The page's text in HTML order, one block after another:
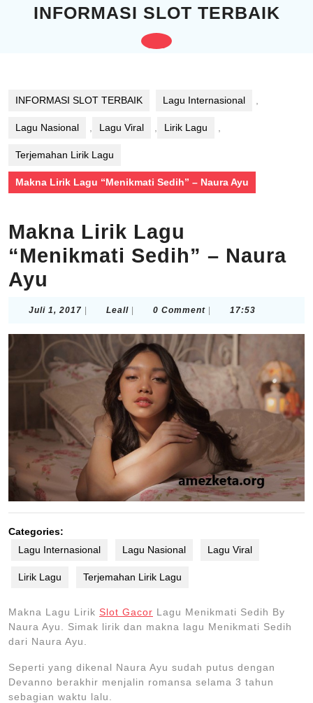
INFORMASI SLOT TERBAIK
Open
INFORMASI SLOT TERBAIK Lagu Internasional
Lagu Nasional Lagu Viral Lirik Lagu
Terjemahan Lirik Lagu
Makna Lirik Lagu “Menikmati Sedih” – Naura Ayu
Makna Lirik Lagu
“Menikmati Sedih” – Naura
Ayu
Juli 1, 2017 Juli
2017
LeallLeall 0 Comment 17:53
Categories:
Lagu Internasional
Lagu Nasional Lagu Viral
Lirik Lagu Terjemahan Lirik Lagu
Makna Lagu Lirik Slot Gacor Lagu Menikmati Sedih By
Naura Ayu. Simak lirik dan makna lagu Menikmati Sedih
dari Naura Ayu.
Seperti yang dikenal Naura Ayu sudah putus dengan
Devanno berakhir menjalin romansa selama 3 tahun
sebagian waktu lalu.